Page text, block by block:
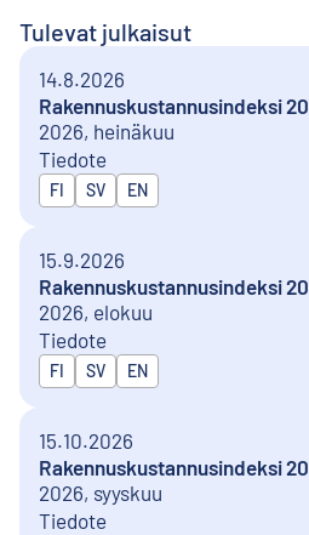
Tulevat julkaisut
14.8.2026
Rakennuskustannusindeksi
2026, heinäkuu
Tiedote
Julkaistaan kielillä
FI SV EN
15.9.2026
Rakennuskustannusindeksi
2026, elokuu
Tiedote
Julkaistaan kielillä
FI SV EN
15.10.2026
Rakennuskustannusindeksi
2026, syyskuu
Tiedote